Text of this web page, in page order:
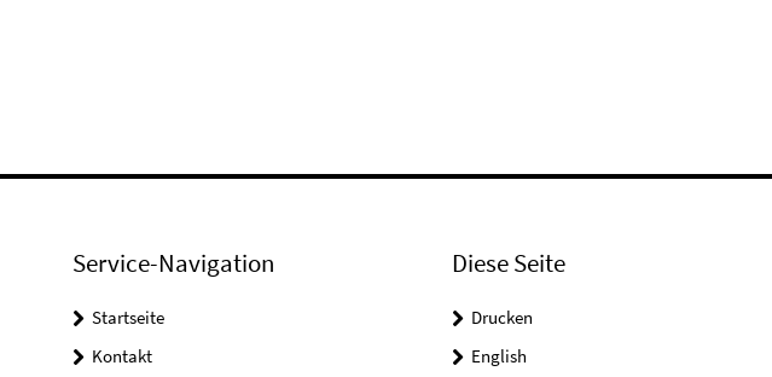
Service-Navigation
Startseite
Kontakt
Diese Seite
Drucken
English